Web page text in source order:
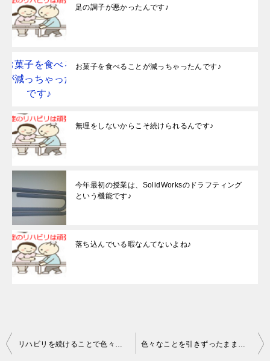
足の調子が悪かったんです♪
お菓子を食べることが減っちゃったんです♪
無理をしないからこそ続けられるんです♪
今年最初の授業は、SolidWorksのドラフティング
という機能です♪
落ち込んでいる暇なんてないよね♪
投
リハビリを続けることで色々な部分を強くしていきます！ 色々なことを引きずったままだと、生きていくのが辛くなっちゃいますよ～